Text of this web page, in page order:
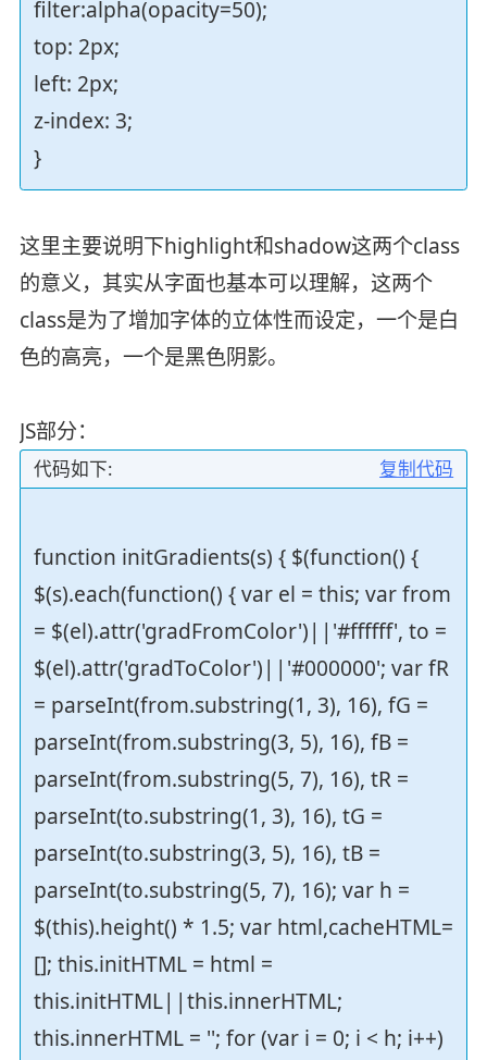
filter:alpha(opacity=50);
top: 2px;
left: 2px;
z-index: 3;
}
这里主要说明下highlight和shadow这两个class
的意义，其实从字面也基本可以理解，这两个
class是为了增加字体的立体性而设定，一个是白
色的高亮，一个是黑色阴影。
JS部分：
复制代码
代码如下:
function initGradients(s) { $(function() {
$(s).each(function() { var el = this; var from
= $(el).attr('gradFromColor')||'#ffffff', to =
$(el).attr('gradToColor')||'#000000'; var fR
= parseInt(from.substring(1, 3), 16), fG =
parseInt(from.substring(3, 5), 16), fB =
parseInt(from.substring(5, 7), 16), tR =
parseInt(to.substring(1, 3), 16), tG =
parseInt(to.substring(3, 5), 16), tB =
parseInt(to.substring(5, 7), 16); var h =
$(this).height() * 1.5; var html,cacheHTML=
[]; this.initHTML = html =
this.initHTML||this.innerHTML;
this.innerHTML = ''; for (var i = 0; i < h; i++)